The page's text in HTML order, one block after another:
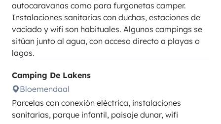
autocaravanas como para furgonetas camper.
Instalaciones sanitarias con duchas, estaciones de
vaciado y wifi son habituales. Algunos campings se
sitúan junto al agua, con acceso directo a playas o
lagos.
Camping De Lakens
Bloemendaal
Parcelas con conexión eléctrica, instalaciones
sanitarias, parque infantil, paisaje dunar, wifi